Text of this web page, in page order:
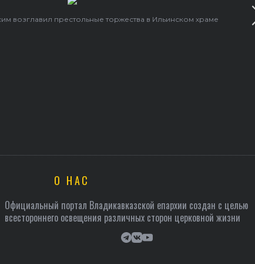
возглавил престольные торжества в Ильинском храме
О НАС
Официальный портал Владикавказской епархии создан c целью
всестороннего освещения различных сторон церковной жизни